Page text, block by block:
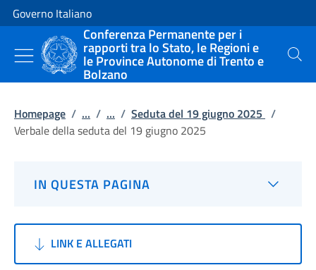
Vai al contenuto
Vai alla navigazione del sito
Governo Italiano
Conferenza Permanente per i
rapporti tra lo Stato, le Regioni e
le Province Autonome di Trento e
Bolzano
Cerca
Homepage / ... / ... / Seduta del 19 giugno 2025 /
Verbale della seduta del 19 giugno 2025
IN QUESTA PAGINA
LINK E ALLEGATI